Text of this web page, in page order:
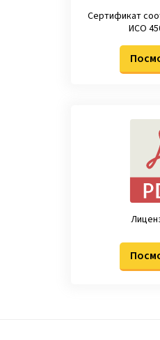
Сертификат
ИСО